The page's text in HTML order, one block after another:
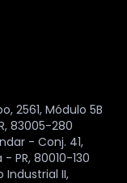
2561, Módulo 5B
83005-280
- Conj. 41,
PR, 80010-130
Industrial II,